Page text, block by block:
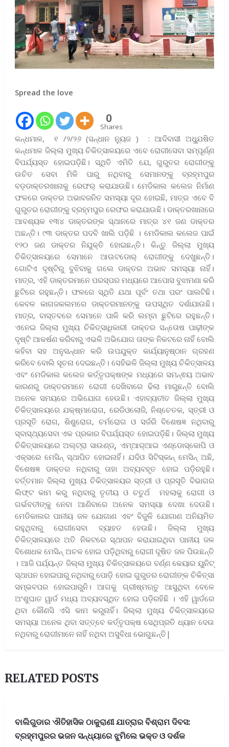
Spread the love
0
Shares
କନ୍ଧମାଳ, ୧ /୨/୨୬ (ସନ୍ଧାନ ନ୍ୟୁଜ ) : ଆଦିବାସୀ ଅଧ୍ଯୁଷିତ
କନ୍ଧମାଳ ଜିଲ୍ଲା ମୁଖ୍ୟ ଚିକିତ୍ସାଳୟରେ ଏବେ ରୋଗୀସେବା ସମ୍ପୂର୍ଣ୍ଣ
ବିପର୍ଯ୍ୟସ୍ତ ହୋଇପଡ଼ିଛି। ସ୍ଥିତି ଏମିତି ଯେ, ଗୁରୁତର ରୋଗୀଙ୍କୁ
ଉଚିତ ସେବା ମିଳି ପାରୁ ନଥିବାରୁ ସେମାନଙ୍କୁ ବ୍ରହ୍ମପୁର
ବଡ଼ଡାକ୍ତରଖାନାକୁ ରେଫର୍ କରାଯାଉଛି। ମେଡିକାଲ କଲେଜ ନିର୍ମାଣ
ଫଳରେ ଡାକ୍ତର ଅଭାବଜନିତ ସମସ୍ୟା ଦୂର ହୋଇଛି, ମାତ୍ର ଏବେ ବି
ଗୁରୁତର ରୋଗୀଙ୍କୁ ବ୍ରହ୍ମପୁର ରେଫର କରାଯାଉଛି। ଡାକ୍ତରଖାନାରେ
ଆବଶ୍ୟକ ୧୩୪ ଡାକ୍ତରଙ୍କ ସ୍ଥାନରେ ମାତ୍ର ୪୧ ଜଣ ଡାକ୍ତର
ଅଛନ୍ତି। ୯୩ ଡାକ୍ତର ପଦବି ଖାଲି ପଡ଼ିଛି । ମେଡିକାଲ କଲେଜ ପାଇଁ
୧୨୦ ଜଣ ଡାକ୍ତର ନିଯୁକ୍ତି ହୋଇଛନ୍ତି। କିନ୍ତୁ ଜିଲ୍ଲା ମୁଖ୍ୟ
ଚିକିତ୍ସାଳୟରେ ସେମାନେ ଆଉଟଡୋର୍ ରୋଗୀଙ୍କୁ ଦେଖୁଛନ୍ତି।
ଗୋଟିଏ ଦୃଷ୍ଟିରୁ ବୁଝିବାକୁ ଗଲେ ଡାକ୍ତର ଅଭାବ ସମସ୍ୟା ନାହିଁ।
ମାତ୍ର, ଏହି ଡାକ୍ତରମାନେ ପରସ୍ପର ମଧ୍ୟରେ ଆପୋସ ବୁଝାମଣା କରି
ଛୁଟିରେ ରହୁଛନ୍ତି। ଫଳରେ ସ୍ଥିତି ଯଥା ପୂର୍ବଂ ତଥା ପରଂ ପାଲଟିଛି।
କେବଳ କାଗଜକଲମରେ ଡାକ୍ତରମାନଙ୍କୁ ଉପସ୍ଥିତ ଦର୍ଶାଯାଉଛି।
ମାତ୍ର, ବାସ୍ତବରେ ସେମାନେ ପାଳି କରି ଲମ୍ବା ଛୁଟିରେ ରହୁଛନ୍ତି।
ଏନେଇ ଜିଲ୍ଲା ମୁଖ୍ୟ ଚିକିତ୍ସାଧିକାରୀ ଡାକ୍ତର ସନ୍ତୋଷ ପାଢ଼ୀଙ୍କ
ଦୃଷ୍ଟି ଆକର୍ଷଣ କରିବାରୁ ଏଭଳି ଅଭିଯୋଗ ତାଙ୍କ ନିକଟରେ ନାହିଁ ବୋଲି
କହିବା ସହ ଅନୁସନ୍ଧାନ କରି ଉପଯୁକ୍ତ କାର୍ଯ୍ୟାନୁଷ୍ଠାନ ଗ୍ରହଣ
କରିବେ ବୋଲି ସୂଚନା ଦେଇଛନ୍ତି। ସେହିଭଳି ଜିଲ୍ଲା ମୁଖ୍ୟ ଚିକିତ୍ସାଳୟ
ଏବଂ ମେଡିକାଲ କଲେଜ କର୍ତ୍ତୃପକ୍ଷଙ୍କ ମଧ୍ୟରେ ସମନ୍ଵୟ ଅଭାବ
କାରଣରୁ ଡାକ୍ତରମାନେ ରୋଗୀ ଦେଖିବାରେ ଢିଲା ମାରୁଛନ୍ତି ବୋଲି
ଅନେକ ସମୟରେ ଅଭିଯୋଗ ହେଉଛି। ଏହାବ୍ୟତୀତ ଜିଲ୍ଲା ମୁଖ୍ୟ
ଚିକିତ୍ସାଳୟରେ ଯକ୍ଷ୍ମାରୋଗ, ରେଡିଓଲୋଜି, ନିଶ୍ଚେତକ, ସ୍ତ୍ରୀ ଓ
ପ୍ରସୂତି ରୋଗ, ଶିଶୁରୋଗ, ଚର୍ମରୋଗ ଓ ସର୍ଜରି ବିଶେଷଜ୍ଞ ନଥିବାରୁ
ସ୍ବାସ୍ଥ୍ୟସେବା ଏକ ପ୍ରକାର ବିପର୍ଯ୍ୟସ୍ତ ହୋଇପଡ଼ିଛି। ଜିଲ୍ଲା ମୁଖ୍ୟ
ଚିକିତ୍ସାଳୟରେ ଅଲ୍‌ଟ୍ରା ସାଉଣ୍ଡ୍, ଏମ୍‌ଆର୍‌ଆଇ ଏଣ୍ଡୋସ୍କୋପି ଓ
ଏକ୍ସରେ ମେସିନ୍ ସ୍ଥାପିତ ହୋଇନାହିଁ। ଯଦିଓ ସିଟିସ୍କାନ୍ ମେସିନ୍ ଅଛି,
ବିଶେଷଜ୍ଞ ଡାକ୍ତର ନଥିବାରୁ ତାହା ଅବ୍ୟବହୃତ ହୋଇ ପଡ଼ିରହୁଛି।
ବର୍ତ୍ତମାନ ଜିଲ୍ଲା ମୁଖ୍ୟ ଚିକିତ୍ସାଳୟର ସ୍ତ୍ରୀ ଓ ପ୍ରସୂତି ବିଭାଗର
ଲିଫ୍‌ଟ କାମ କରୁ ନଥିବାରୁ ତୃତୀୟ ଓ ଚତୁର୍ଥ ମହଲାକୁ ରୋଗୀ ଓ
ଗର୍ଭବତୀଙ୍କୁ ନେବା ଆଣିବାରେ ଅନେକ ସମସ୍ୟା ଦେଖା ଦେଉଛି।
ମେଡିକାଲର ପାନୀୟ ଜଳ ଯୋଗାଣ ଏବଂ ବିଜୁଳି ଯୋଗାଣ ଅନିୟମିତ
ରହୁଥିବାରୁ ରୋଗୀସେବା ବ୍ୟାହତ ହେଉଛି। ଜିଲ୍ଲା ମୁଖ୍ୟ
ଚିକିତ୍ସାଳୟରେ ଅତି ନିକଟରେ ସ୍ଥାପନ କରାଯାଇଥିବା ପାନୀୟ ଜଳ
ବିଶୋଧକ ମେସିନ୍ ଅଚଳ ହୋଇ ପଡ଼ିଥିବାରୁ ରୋଗୀ ଦୂଷିତ ଜଳ ପିଉଛନ୍ତି
। ଆଜି ପର୍ଯ୍ୟନ୍ତ ଜିଲ୍ଲା ମୁଖ୍ୟ ଚିକିତ୍ସାଳୟରେ ବର୍ଣ୍ଣ କେୟାର ୟୁନିଟ୍
ସ୍ଥାପନ ହୋଇପାରୁ ନଥିବାରୁ ପୋଡ଼ି ହୋଇ ଗୁରୁତର ରୋଗୀଙ୍କ ଚିକିତ୍ସା
ସମ୍ଭବପର ହୋଇପାରୁନି। ଆଗକୁ ଗ୍ରୀଷ୍ମଋତୁ ଆସୁଥିବା ବେଳେ
ଅଂଶୁଘାତ ୱାର୍ଡ ମଧ୍ୟ ଅବ୍ୟବସ୍ଥିତ ହୋଇ ପଡ଼ିରହିଛି । ଏହି ୱାର୍ଡରେ
ଥିବା କୌଣସି ଏସି କାମ କରୁନାହିଁ। ଜିଲ୍ଲା ମୁଖ୍ୟ ଚିକିତ୍ସାଳୟରେ
ସମସ୍ୟା ଅନେକ ଥିବା ସତ୍ତ୍ବେ କର୍ତ୍ତୃପକ୍ଷ ସେଥିପ୍ରତି ଧ୍ୟାନ ଦେଉ
ନଥିବାରୁ ରୋଗୀମାନେ ନାହିଁ ନଥିବା ଅସୁବିଧା ଭୋଗୁଛନ୍ତି|
RELATED POSTS
ବାଲିଗୁଡାର ଐତିହାସିକ ଠାକୁରାଣୀ ଯାତ୍ରାର ବିଶ୍ରାମ ଦିବସ:
ବ୍ରହ୍ମପୁରର ଭଜନ ସନ୍ଧ୍ୟାରେ ଝୁମିଲେ ଭକ୍ତ ଓ ଦର୍ଶକ